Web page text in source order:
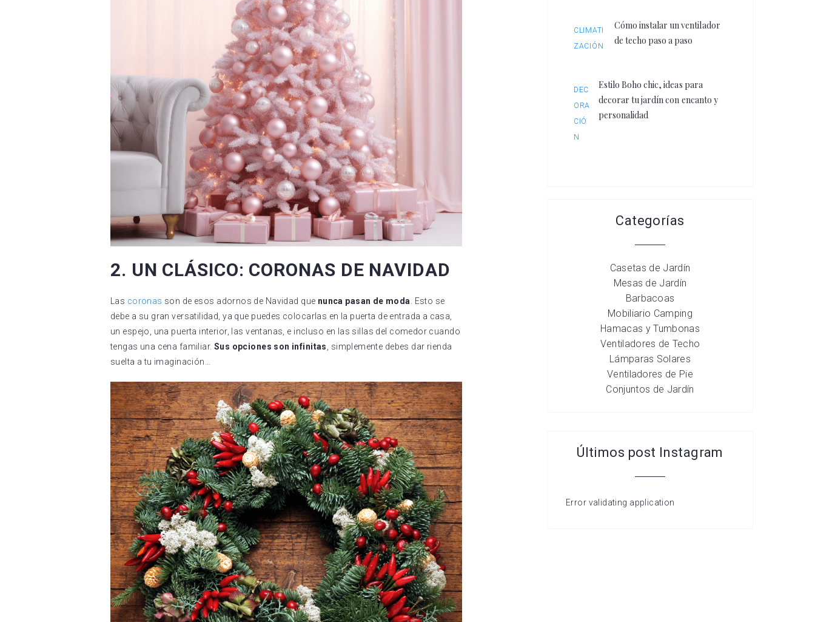
2. UN CLÁSICO: CORONAS DE NAVIDAD
Las coronas son de esos adornos de Navidad que nunca pasan de moda
. Esto se
debe a su gran versatilidad, ya que puedes colocarlas en la puerta de entrada a casa,
un espejo, una puerta interior, las ventanas, e incluso en las sillas del comedor cuando
tengas una cena familiar. Sus opciones son infinitas
, simplemente debes dar rienda
suelta a tu imaginación…
CLIMATI
ZACIÓN
Cómo instalar un ventilador
de techo paso a paso
DEC
ORA
CIÓ
N
Estilo Boho chic, ideas para
decorar tu jardín con encanto y
personalidad
Categorías
Casetas de Jardín
Mesas de Jardín
Barbacoas
Mobiliario Camping
Hamacas y Tumbonas
Ventiladores de Techo
Lámparas Solares
Ventiladores de Pie
Conjuntos de Jardín
Últimos post Instagram
Error validating application